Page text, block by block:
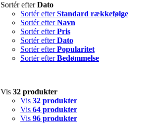
Sortér efterDato
Sortér efterStandard rækkefølge
Sortér efterNavn
Sortér efterPris
Sortér efterDato
Sortér efterPopularitet
Sortér efterBedømmelse
Vis 32 produkter
Vis 32 produkter
Vis 64 produkter
Vis 96 produkter